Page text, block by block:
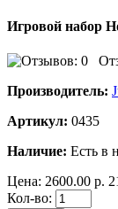
Игровой набор
Производитель:
Артикул: 0435
Наличие: Есть в
Цена: 2600.00 р.
Кол-во: